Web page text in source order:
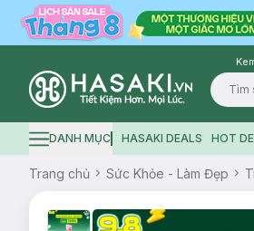
Logo
Hamburger icon
DANH MỤC HASAKI DEALS HOT
Trang chủ Sức Khỏe - Làm Đẹp